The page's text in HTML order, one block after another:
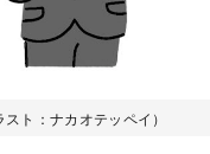
ト：ナカオテッペイ）